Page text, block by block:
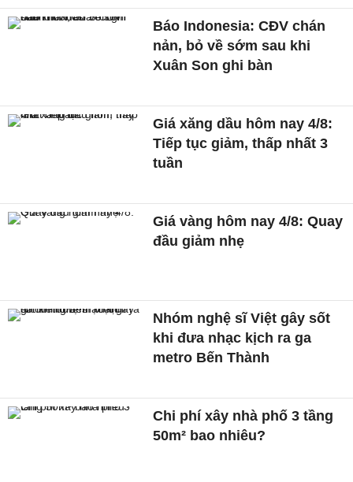
Báo Indonesia: CĐV chán
nản, bỏ về sớm sau khi
Xuân Son ghi bàn
Giá xăng dầu hôm nay 4/8:
Tiếp tục giảm, thấp nhất 3
tuần
Giá vàng hôm nay 4/8: Quay
đầu giảm nhẹ
Nhóm nghệ sĩ Việt gây sốt
khi đưa nhạc kịch ra ga
metro Bến Thành
Chi phí xây nhà phố 3 tầng
50m² bao nhiêu?